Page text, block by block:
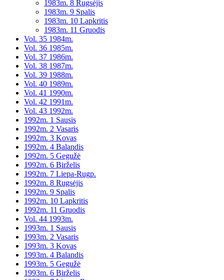
1983m. 8 Rugsėjis
1983m. 9 Spalis
1983m. 10 Lapkritis
1983m. 11 Gruodis
Vol. 35 1984m.
Vol. 36 1985m.
Vol. 37 1986m.
Vol. 38 1987m.
Vol. 39 1988m.
Vol. 40 1989m.
Vol. 41 1990m.
Vol. 42 1991m.
Vol. 43 1992m.
1992m. 1 Sausis
1992m. 2 Vasaris
1992m. 3 Kovas
1992m. 4 Balandis
1992m. 5 Gegužė
1992m. 6 Birželis
1992m. 7 Liepa-Rugp.
1992m. 8 Rugsėjis
1992m. 9 Spalis
1992m. 10 Lapkritis
1992m. 11 Gruodis
Vol. 44 1993m.
1993m. 1 Sausis
1993m. 2 Vasaris
1993m. 3 Kovas
1993m. 4 Balandis
1993m. 5 Gegužė
1993m. 6 Birželis